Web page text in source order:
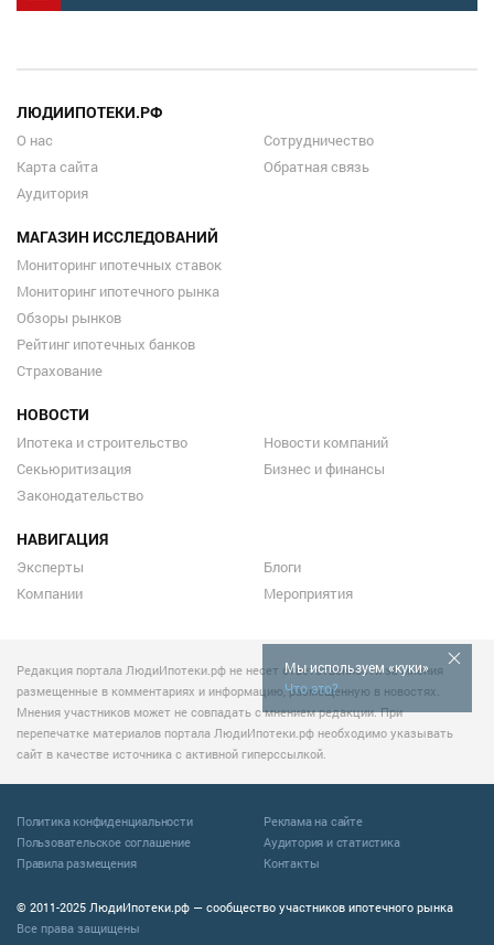
Мы используем «куки»
Что это?
ЛЮДИИПОТЕКИ.РФ
О нас
Карта сайта
Аудитория
Сотрудничество
Обратная связь
МАГАЗИН ИССЛЕДОВАНИЙ
Мониторинг ипотечных ставок
Мониторинг ипотечного рынка
Обзоры рынков
Рейтинг ипотечных банков
Страхование
НОВОСТИ
Ипотека и строительство
Секьюритизация
Законодательство
Новости компаний
Бизнес и финансы
НАВИГАЦИЯ
Эксперты
Компании
Блоги
Мероприятия
Редакция портала ЛюдиИпотеки.рф не несет ответственности за мнения
размещенные в комментариях и информацию, размещенную в новостях.
Мнения участников может не совпадать с мнением редакции. При
перепечатке материалов портала ЛюдиИпотеки.рф необходимо указывать
сайт в качестве источника с активной гиперссылкой.
© 2011-2025 ЛюдиИпотеки.рф — сообщество участников ипотечного рынка
Все права защищены
Политика конфиденциальности
Пользовательское соглашение
Правила размещения
Реклама на сайте
Аудитория и статистика
Контакты